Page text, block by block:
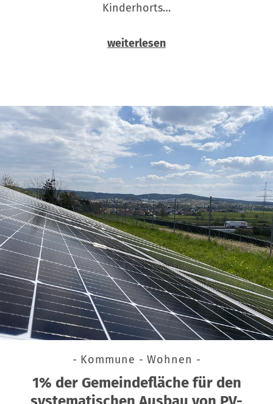
Kinderhorts…
weiterlesen
- Kommune - Wohnen -
1% der Gemeindefläche für den